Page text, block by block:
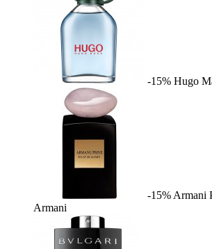
-15% Hugo
-15% Armani
Armani